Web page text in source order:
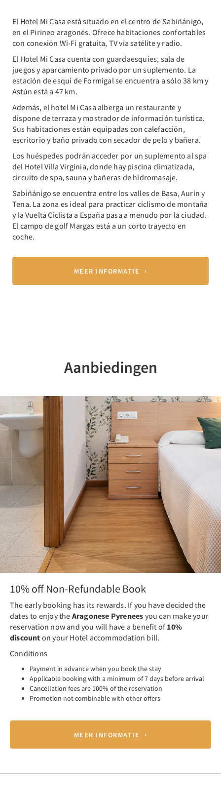
El Hotel Mi Casa está situado en el centro de Sabiñánigo,
en el Pirineo aragonés. Ofrece habitaciones confortables
con conexión Wi-Fi gratuita, TV vía satélite y radio.
El Hotel Mi Casa cuenta con guardaesquíes, sala de
juegos y aparcamiento privado por un suplemento. La
estación de esquí de Formigal se encuentra a sólo 38 km y
Astún está a 47 km.
Además, el hotel Mi Casa alberga un restaurante y
dispone de terraza y mostrador de información turística.
Sus habitaciones están equipadas con calefacción,
escritorio y baño privado con secador de pelo y bañera.
Los huéspedes podrán acceder por un suplemento al spa
del Hotel Villa Virginia, donde hay piscina climatizada,
circuito de spa, sauna y bañeras de hidromasaje.
Sabiñánigo se encuentra entre los valles de Basa, Aurín y
Tena. La zona es ideal para practicar ciclismo de montaña
y la Vuelta Ciclista a España pasa a menudo por la ciudad.
El campo de golf Margas está a un corto trayecto en
coche.
MEER INFORMATIE
Aanbiedingen
10% off Non-Refundable Book
The early booking has its rewards. If you have decided the
dates to enjoy the Aragonese Pyrenees you can make your
reservation now and you will have a benefit of 10%
discount on your Hotel accommodation bill.
Conditions
Payment in advance when you book the stay
Applicable booking with a minimum of 7 days before arrival
Cancellation fees are 100% of the reservation
Promotion not combinable with other offers
MEER INFORMATIE